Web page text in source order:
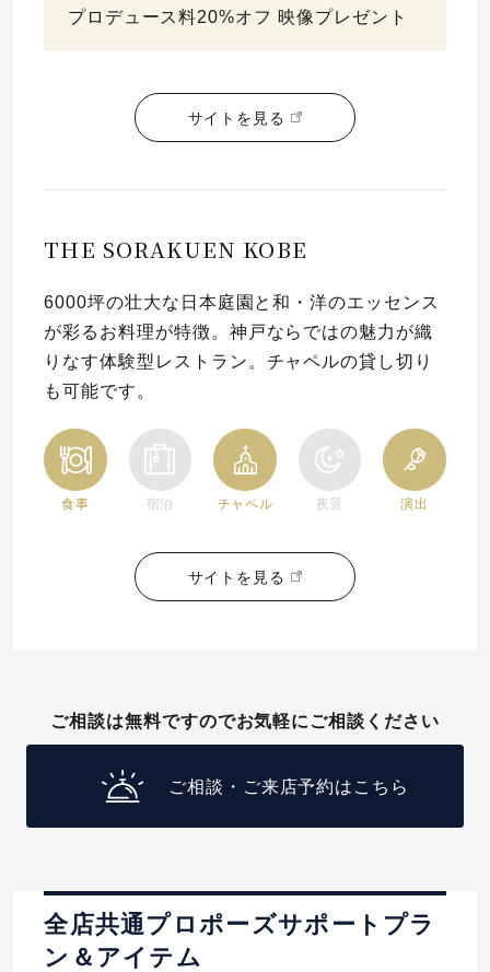
プロデュース料20%オフ 映像プレゼント
サイトを見る
THE SORAKUEN KOBE
6000坪の壮大な日本庭園と和・洋のエッセンス
が彩るお料理が特徴。神戸ならではの魅力が織
りなす体験型レストラン。チャペルの貸し切り
も可能です。
食事 宿泊 チャペル 夜景 演出
サイトを見る
ご相談は無料ですのでお気軽にご相談ください
ご相談・ご来店予約はこちら
全店共通プロポーズサポートプラ
ン＆アイテム